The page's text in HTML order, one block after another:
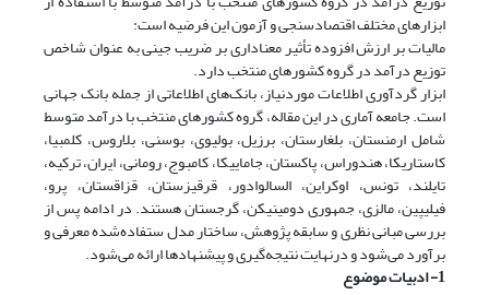
ابزارهای مختلف اقتصاد‌سنجی و آزمون این فرضیه است:
مالیات بر ارزش افزوده تأثیر معناداری بر ضریب جینی به عنوان شاخص
توزیع درآمد در گروه کشورهای منتخب دارد.
ابزار گردآوری اطلاعات مورد‌نیاز، بانک‌های اطلاعاتی از جمله بانک جهانی
است. جامعه­ آماری در این مقاله، گروه کشورهای منتخب با درآمد متوسط
شامل ارمنستان، بلغارستان، برزیل، بولیوی، بوسنی، بلاروس، کلمبیا،
کاستاریکا، هندوراس، پاکستان، جاماییکا، کامبوج، رومانی، ایران، ترکیه،
تایلند، تونس، اوکراین، السالوادور، قرقیزستان، قزاقستان، پرو،
فیلیپین، مالزی، جمهوری دومینیکن، گرجستان هستند. در ادامه پس از
بررسی مبانی نظری و سابقه پژوهش، ساختار مدل ستفاده‌شده معرفی و
برآورد می‌شود و درنهایت نتیجه‌گیری و پیشنهادها ارائه می‌شود.
1- ادبیات موضوع